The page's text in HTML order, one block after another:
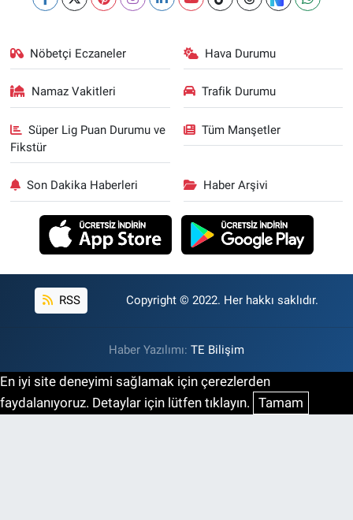
Nöbetçi Eczaneler Hava Durumu
Namaz Vakitleri Trafik Durumu
Süper Lig Puan Durumu ve
Fikstür
Tüm Manşetler
Son Dakika Haberleri Haber Arşivi
RSS Copyright © 2022. Her hakkı saklıdır.
Haber Yazılımı: TE Bilişim
En iyi site deneyimi sağlamak için çerezlerden
faydalanıyoruz. Detaylar için lütfen tıklayın. Tamam